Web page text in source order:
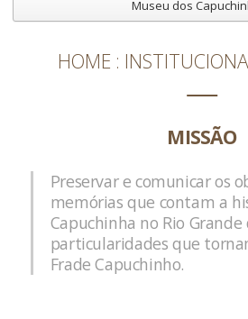
Museu dos
HOME
MISSÃO
Preservar e comunicar os
memórias que contam a
Capuchinha no Rio
particularidades que
Frade Capuchinho.